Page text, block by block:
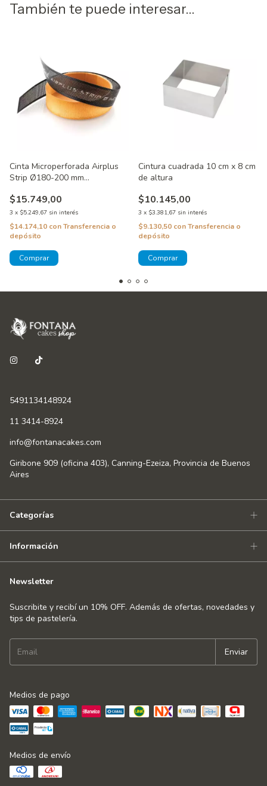
También te puede interesar...
Cinta Microperforada Airplus
Strip Ø180-200 mm
$15.749,00
3 x $5.249,67 sin interés
$14.174,10 conTransferencia o
depósito
Cintura cuadrada 10 cm x 8 cm
de altura
$10.145,00
3 x $3.381,67 sin interés
$9.130,50 conTransferencia o
depósito
5491134148924
11 3414-8924
info@fontanacakes.com
Giribone 909 (oficina 403), Canning-Ezeiza, Provincia de Buenos
Aires
Categorías
Información
Newsletter
Suscribite y recibí un 10% OFF. Además de ofertas, novedades y
tips de pastelería.
Medios de pago
Medios de envío